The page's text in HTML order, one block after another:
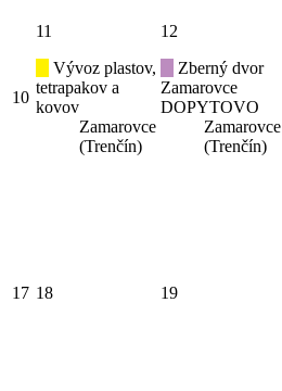
10
11
Vývoz plastov,
tetrapakov a
kovov
Zamarovce
(Trenčín)
12
Zberný dvor
Zamarovce
DOPYTOVO
Zamarovce
(Trenčín)
17 18 19